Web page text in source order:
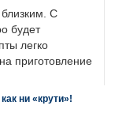
С
будет
легко
приготовление
ни «крути»!